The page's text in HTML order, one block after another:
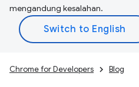
mengandung kesalahan.
Chrome for Developers Blog